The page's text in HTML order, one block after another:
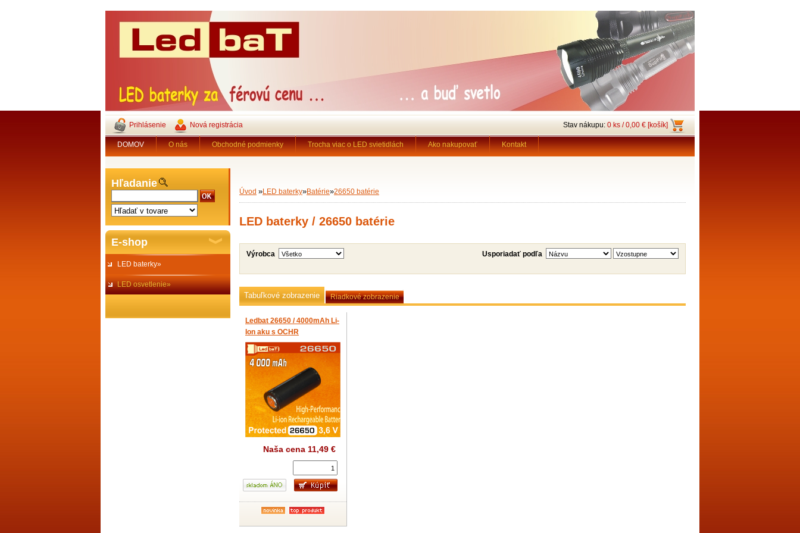
Prihlásenie Nová registrácia Stav nákupu: 0 ks / 0,00 € [košík]
DOMOV O nás Obchodné podmienky Trocha viac o LED svietidlách Ako nakupovať Kontakt
Hľadanie
E-shop
LED baterky»
LED osvetlenie»
Úvod »LED baterky»Batérie»26650 batérie
LED baterky / 26650 batérie
Usporiadať podľa
Výrobca
Tabuľkové zobrazenie Riadkové zobrazenie
Ledbat 26650 / 4000mAh Li-
Ion aku s OCHR
Naša cena 11,49 €